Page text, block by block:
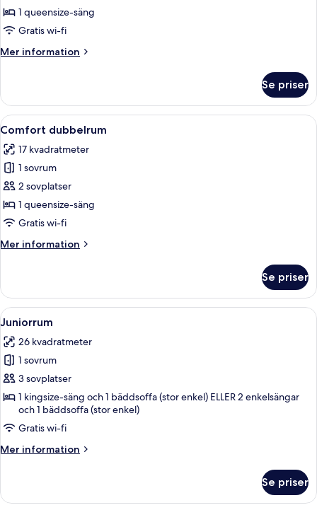
dubbelrum
1 queensize-säng
Gratis wi-fi
Mer information
Mer
dubbelrum
Se priser
Öppna
alla
foton
för
Comfort
dubbelrum
Ett hotellrum med en säng, ett
5
Comfort dubbelrum
17 kvadratmeter
1 sovrum
2 sovplatser
1 queensize-säng
Gratis wi-fi
Mer information
Mer
dubbelrum
Se priser
Öppna
alla
foton
för
Juniorrum
Ett hotellrum med en säng, två
3
Juniorrum
26 kvadratmeter
1 sovrum
3 sovplatser
1 kingsize-säng och 1 bäddsoffa (stor enkel) ELLER 2 enkelsängar
och 1 bäddsoffa (stor enkel)
Gratis wi-fi
Mer information
Mer
Se priser